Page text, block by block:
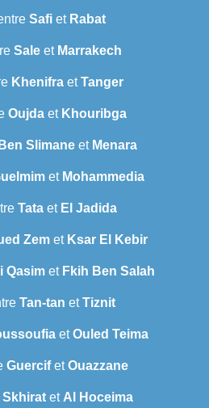
Safi et Rabat
Saleet Marrakech
Khenifra etTanger
Oujda et Khouribga
Ben Slimane et Menara
et Mohammedia
Tata et El Jadida
Zem et Ksar El Kebir
Qasim et Fkih Ben Salah
Tan-tan etTiznit
etOuled Teima
GuercifetOuazzane
Skhiratet Al Hoceima